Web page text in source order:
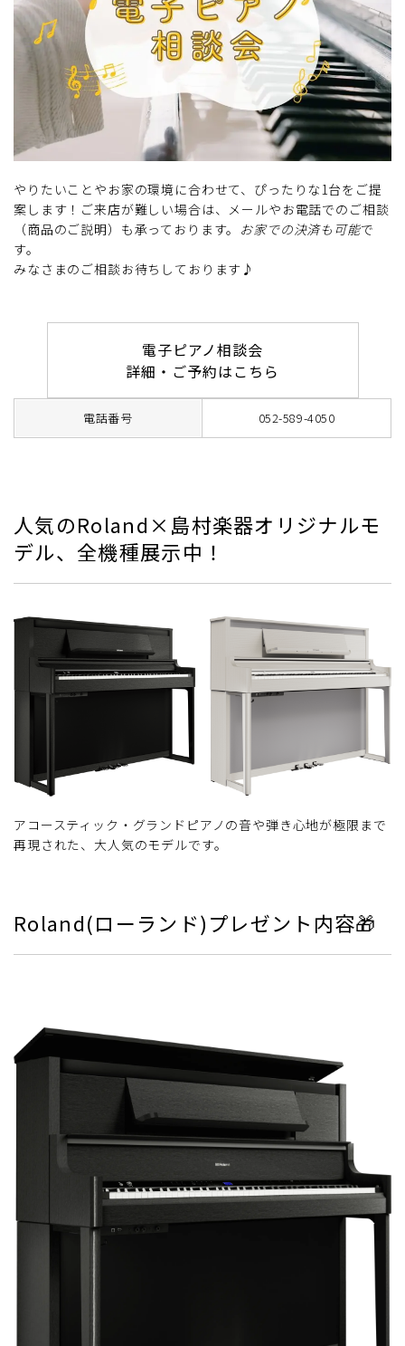
やりたいことやお家の環境に合わせて、ぴったりな1台をご提
案します！ご来店が難しい場合は、メールやお電話でのご相談
（商品のご説明）も承っております。 お家での決済も可能で
す。
みなさまのご相談お待ちしております♪
電子ピアノ相談会
詳細・ご予約はこちら
電話番号 052-589-4050
人気のRoland×島村楽器オリジナルモ
デル、全機種展示中！
アコースティック・グランドピアノの音や弾き心地が極限まで
再現された、大人気のモデルです。
Roland(ローランド)プレゼント内容🎁